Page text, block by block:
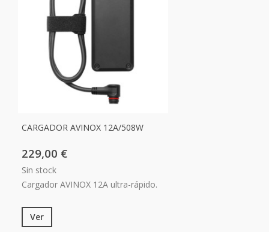
CARGADOR AVINOX 12A/508W
229,00 €
Sin stock
Cargador AVINOX 12A ultra-rápido.
Ver